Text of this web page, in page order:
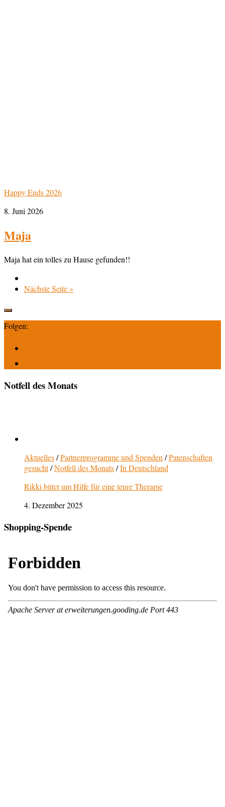
Happy Ends 2026
8. Juni 2026
Maja
Maja hat ein tolles zu Hause gefunden!!
Nächste Seite »
Folgen:
Notfell des Monats
Aktuelles/Partnerprogramme und Spenden /Patenschaften
gesucht/Notfell des Monats/In Deutschland
Rikki bittet um Hilfe für eine teure Therapie
4. Dezember 2025
Shopping-Spende